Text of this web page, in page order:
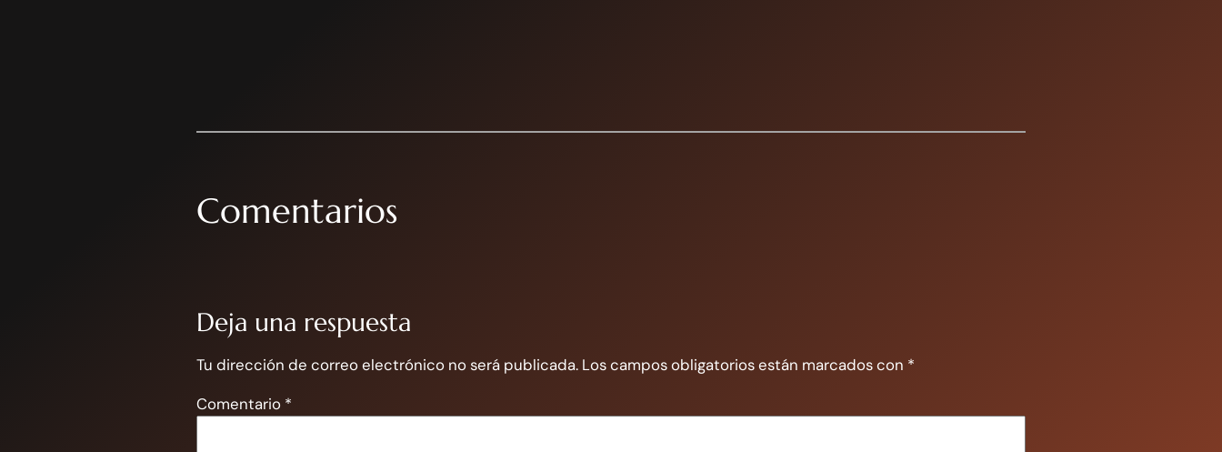
Comentarios
Deja una respuesta
Tu dirección de correo electrónico no será publicada. Los campos obligatorios están marcados con *
Comentario *